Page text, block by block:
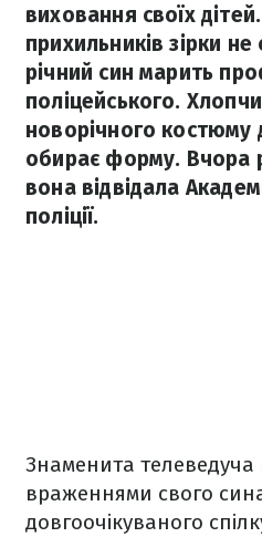
виховання своїх
прихильників зірки не
річний син марить
поліцейського.
новорічного костюму
обирає форму. Вчора
вона відвідала
поліції.
Знаменита телеведуча
враженнями свого
довгоочікуваного